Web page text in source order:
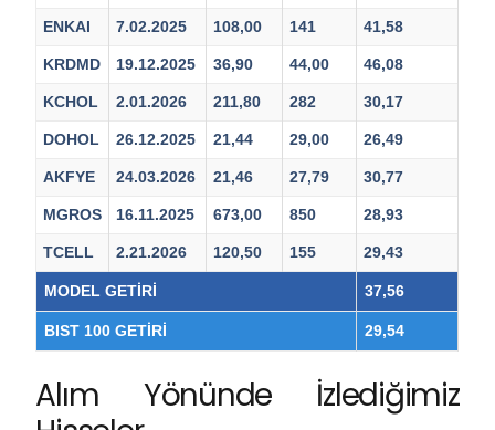
ENKAI 7.02.2025 108,00 141 41,58
KRDMD 19.12.2025 36,90 44,00 46,08
KCHOL 2.01.2026 211,80 282 30,17
DOHOL 26.12.2025 21,44 29,00 26,49
AKFYE 24.03.2026 21,46 27,79 30,77
MGROS 16.11.2025 673,00 850 28,93
TCELL 2.21.2026 120,50 155 29,43
MODEL GETİRİ 37,56
BIST 100 GETİRİ 29,54
Alım Yönünde İzlediğimiz